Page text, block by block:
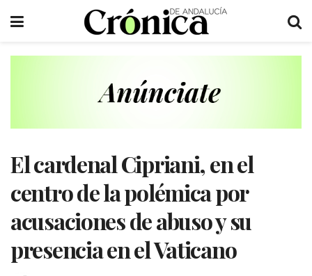
El cardenal Cipriani, en el
centro de la polémica por
acusaciones de abuso y su
presencia en el Vaticano